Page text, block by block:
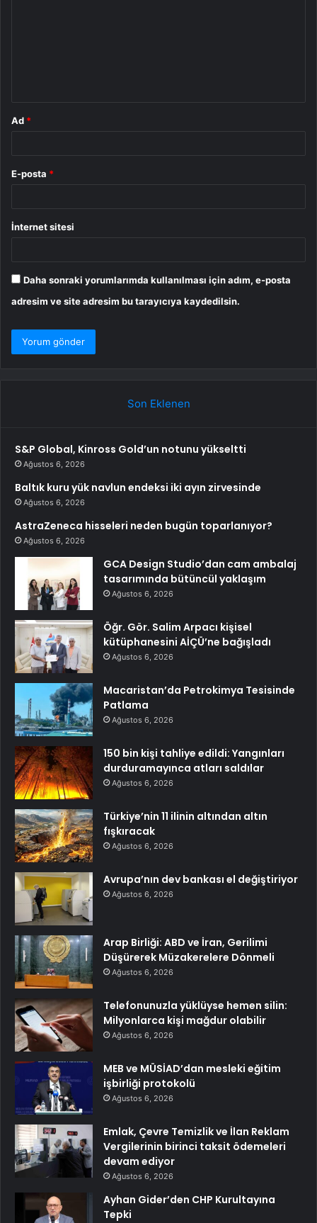
Ad *
E-posta *
İnternet sitesi
Daha sonraki yorumlarımda kullanılması için adım, e-posta
adresim ve site adresim bu tarayıcıya kaydedilsin.
Son Eklenen
S&P Global, Kinross Gold’un notunu yükseltti
Ağustos 6, 2026
Baltık kuru yük navlun endeksi iki ayın zirvesinde
Ağustos 6, 2026
AstraZeneca hisseleri neden bugün toparlanıyor?
Ağustos 6, 2026
GCA Design Studio’dan cam ambalaj
tasarımında bütüncül yaklaşım
Ağustos 6, 2026
Öğr. Gör. Salim Arpacı kişisel
kütüphanesini AİÇÜ’ne bağışladı
Ağustos 6, 2026
Macaristan’da Petrokimya Tesisinde
Patlama
Ağustos 6, 2026
150 bin kişi tahliye edildi: Yangınları
durduramayınca atları saldılar
Ağustos 6, 2026
Türkiye’nin 11 ilinin altından altın
fışkıracak
Ağustos 6, 2026
Avrupa’nın dev bankası el değiştiriyor
Ağustos 6, 2026
Arap Birliği: ABD ve İran, Gerilimi
Düşürerek Müzakerelere Dönmeli
Ağustos 6, 2026
Telefonunuzla yüklüyse hemen silin:
Milyonlarca kişi mağdur olabilir
Ağustos 6, 2026
MEB ve MÜSİAD’dan mesleki eğitim
işbirliği protokolü
Ağustos 6, 2026
Emlak, Çevre Temizlik ve İlan Reklam
Vergilerinin birinci taksit ödemeleri
devam ediyor
Ağustos 6, 2026
Ayhan Gider’den CHP Kurultayına
Tepki